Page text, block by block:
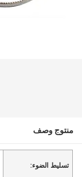
منتوج وصف
تسليط الضوء: